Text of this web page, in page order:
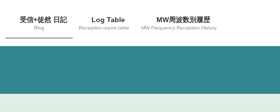
受信+徒然 日記
Blog
Log Table
Reception report table
MW周波数別履歴
MW Frequency Reception History